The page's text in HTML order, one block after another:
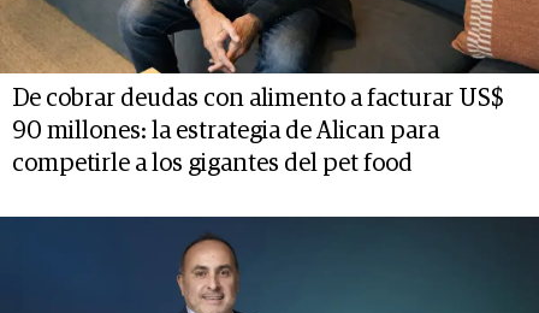
De cobrar deudas con alimento a facturar US$
90 millones: la estrategia de Alican para
competirle a los gigantes del pet food